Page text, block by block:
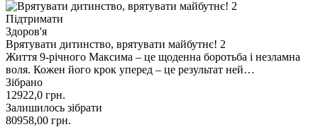
Підтримати
Здоров'я
Врятувати дитинство, врятувати майбутнє! 2
Життя 9-річного Максима – це щоденна боротьба і незламна
воля. Кожен його крок уперед – це результат ней…
Зібрано
12922,0 грн.
Залишилось зібрати
80958,00 грн.